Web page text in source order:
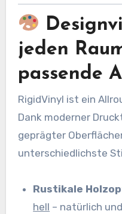
jeden
passende
RigidVinyl ist ein
Dank moderner
geprägter
unterschiedlichste
Rustikale
hell – natürlich